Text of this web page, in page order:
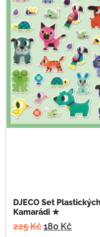
DJECO Set
Kamarádi ★
225Kč180 Kč